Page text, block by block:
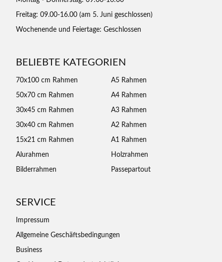
Freitag: 09.00-16.00 (am 5. Juni geschlossen)
Wochenende und Feiertage: Geschlossen
BELIEBTE KATEGORIEN
70x100 cm Rahmen A5 Rahmen
50x70 cm Rahmen A4 Rahmen
30x45 cm Rahmen A3 Rahmen
30x40 cm Rahmen A2 Rahmen
15x21 cm Rahmen A1 Rahmen
Alurahmen Holzrahmen
Bilderrahmen Passepartout
SERVICE
Impressum
Allgemeine Geschäftsbedingungen
Business